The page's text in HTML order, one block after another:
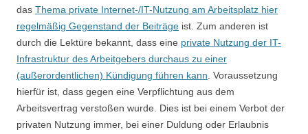
das Thema private Internet-/IT-Nutzung am Arbeitsplatz hier
regelmäßig Gegenstand der Beiträge ist. Zum anderen ist
durch die Lektüre bekannt, dass eine private Nutzung der IT-
Infrastruktur des Arbeitgebers durchaus zu einer
(außerordentlichen) Kündigung führen kann. Voraussetzung
hierfür ist, dass gegen eine Verpflichtung aus dem
Arbeitsvertrag verstoßen wurde. Dies ist bei einem Verbot der
privaten Nutzung immer, bei einer Duldung oder Erlaubnis